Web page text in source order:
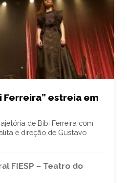
Ferreira” estreia em
de Bibi Ferreira com
e direção de Gustavo
FIESP – Teatro do